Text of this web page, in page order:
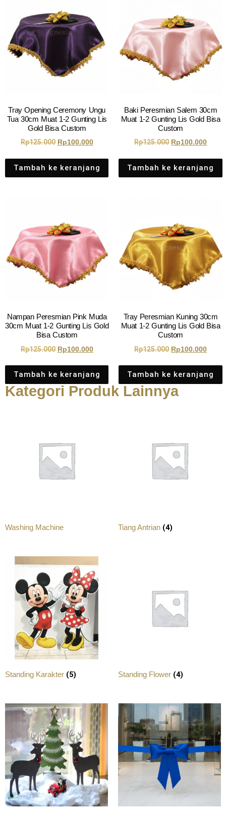
Tray Opening Ceremony Ungu
Tua 30cm Muat 1-2 Gunting Lis
Gold Bisa Custom
Rp125.000 Rp100.000
Tambah ke keranjang
Baki Peresmian Salem 30cm
Muat 1-2 Gunting Lis Gold Bisa
Custom
Rp125.000 Rp100.000
Tambah ke keranjang
Nampan Peresmian Pink Muda
30cm Muat 1-2 Gunting Lis Gold
Bisa Custom
Rp125.000 Rp100.000
Tambah ke keranjang
Tray Peresmian Kuning 30cm
Muat 1-2 Gunting Lis Gold Bisa
Custom
Rp125.000 Rp100.000
Tambah ke keranjang
Kategori Produk Lainnya
Washing Machine Tiang Antrian (4)
Standing Karakter (5) Standing Flower (4)